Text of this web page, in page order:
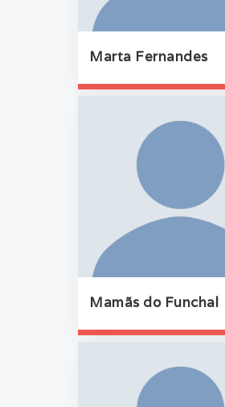
Marta Fernandes
Mamãs do Funchal